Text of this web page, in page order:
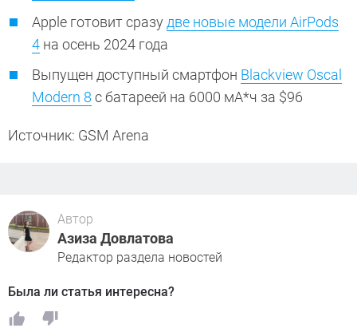
Apple готовит сразу две новые модели AirPods
4 на осень 2024 года
Выпущен доступный смартфон Blackview Oscal
Modern 8 с батареей на 6000 мА*ч за $96
Источник: GSM Arena
Автор
Азиза Довлатова
Редактор раздела новостей
Была ли статья интересна?